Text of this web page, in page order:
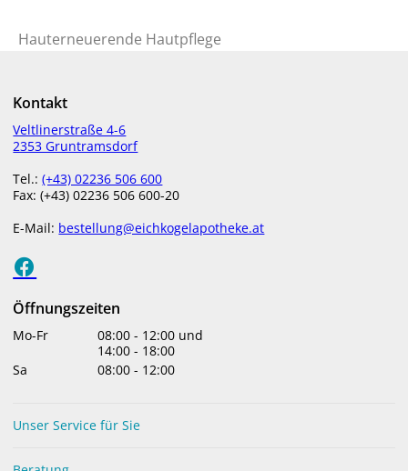
Hauterneuerende Hautpflege
​Regt den Hauterneuerungsprozess an, verfeinert das
Hautbild, versorgt die Haut mit Feuchtigkeit und
verleiht einen strahlenden Teint. Glättet sanft die
oberste Hautschicht, ohne die Haut aus dem
den ersten Anwendungen einen ebenmäßigeren Teint
ANWENDUNG
Abends nach der Reinigung auf Gesicht und Hals
auftragen. Die Augenpartie aussparen. Nicht bei
verwenden. 2-wöchige Anwendungszyklen.
INHALTSSTOFFE
Kontakt
Veltlinerstraße 4-6
2353 Gruntramsdorf
Tel.:(+43) 02236 506 600
Fax: (+43) 02236 506 600-20
E-Mail: bestellung@eichkogelapotheke.at
Öffnungszeiten
Mo-Fr 08:00 - 12:00 und
14:00 - 18:00
Sa
08:00 - 12:00
Unser Service für Sie